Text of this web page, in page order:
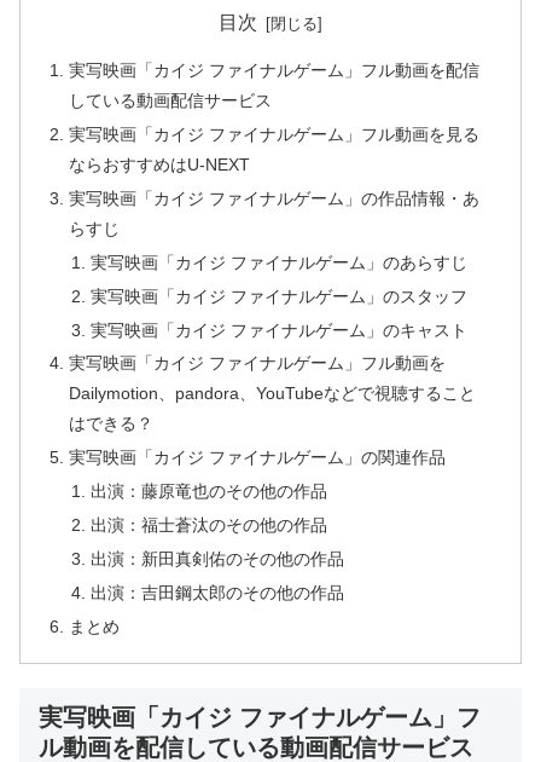
目次
実写映画「カイジ ファイナルゲーム」フル動画を配信
している動画配信サービス
実写映画「カイジ ファイナルゲーム」フル動画を見る
ならおすすめはU-NEXT
実写映画「カイジ ファイナルゲーム」の作品情報・あ
らすじ
実写映画「カイジ ファイナルゲーム」のあらすじ
実写映画「カイジ ファイナルゲーム」のスタッフ
実写映画「カイジ ファイナルゲーム」のキャスト
実写映画「カイジ ファイナルゲーム」フル動画を
Dailymotion、pandora、YouTubeなどで視聴すること
はできる？
実写映画「カイジ ファイナルゲーム」の関連作品
出演：藤原竜也のその他の作品
出演：福士蒼汰のその他の作品
出演：新田真剣佑のその他の作品
出演：吉田鋼太郎のその他の作品
まとめ
実写映画「カイジ ファイナルゲーム」フ
ル動画を配信している動画配信サービス